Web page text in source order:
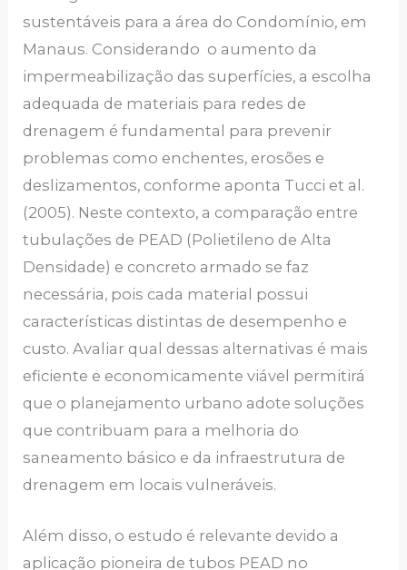
sustentáveis para a área do Condomínio, em
Manaus. Considerando o aumento da
impermeabilização das superfícies, a escolha
adequada de materiais para redes de
drenagem é fundamental para prevenir
problemas como enchentes, erosões e
deslizamentos, conforme aponta Tucci et al.
(2005). Neste contexto, a comparação entre
tubulações de PEAD (Polietileno de Alta
Densidade) e concreto armado se faz
necessária, pois cada material possui
características distintas de desempenho e
custo. Avaliar qual dessas alternativas é mais
eficiente e economicamente viável permitirá
que o planejamento urbano adote soluções
que contribuam para a melhoria do
saneamento básico e da infraestrutura de
drenagem em locais vulneráveis.
Além disso, o estudo é relevante devido a
aplicação pioneira de tubos PEAD no